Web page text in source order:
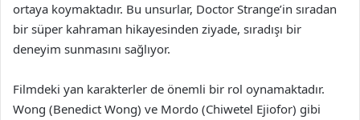
ortaya koymaktadır. Bu unsurlar, Doctor Strange’in sıradan
bir süper kahraman hikayesinden ziyade, sıradışı bir
deneyim sunmasını sağlıyor.
Filmdeki yan karakterler de önemli bir rol oynamaktadır.
Wong (Benedict Wong) ve Mordo (Chiwetel Ejiofor) gibi